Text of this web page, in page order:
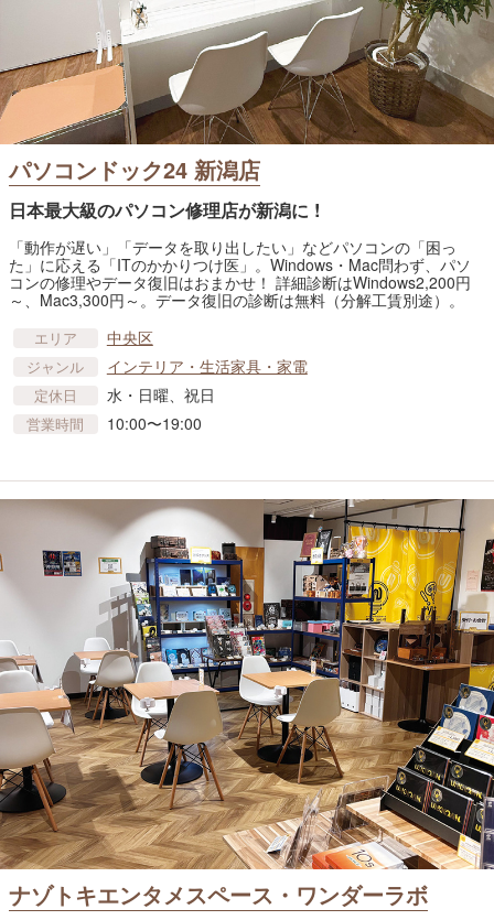
パソコンドック24 新潟店
日本最大級のパソコン修理店が新潟に !
「動作が遅い」「データを取り出したい」などパソコンの「困っ
た」に応える「ITのかかりつけ医」。Windows・Mac問わず、パソ
コンの修理やデータ復旧はおまかせ！ 詳細診断はWindows2,200円
～、Mac3,300円～。データ復旧の診断は無料（分解工賃別途）。
エリア 中央区
ジャンル インテリア・生活家具・家電
定休日 水・日曜、祝日
営業時間 10:00〜19:00
ナゾトキエンタメスペース・ワンダーラボ